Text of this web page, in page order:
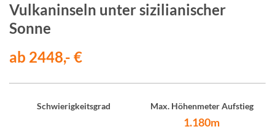
Vulkaninseln unter sizilianischer
Sonne
ab 2448,- €
Schwierigkeitsgrad Max. Höhenmeter Aufstieg
1.180m